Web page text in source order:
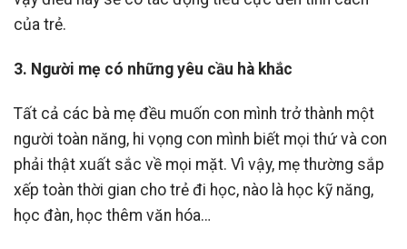
của trẻ.
3. Người mẹ có những yêu cầu hà khắc
Tất cả các bà mẹ đều muốn con mình trở thành một
người toàn năng, hi vọng con mình biết mọi thứ và con
phải thật xuất sắc về mọi mặt. Vì vậy, mẹ thường sắp
xếp toàn thời gian cho trẻ đi học, nào là học kỹ năng,
học đàn, học thêm văn hóa…